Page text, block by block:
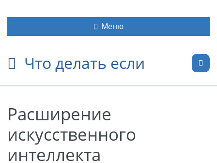
Что делать если
Меню
Расширение
искусственного
интеллекта